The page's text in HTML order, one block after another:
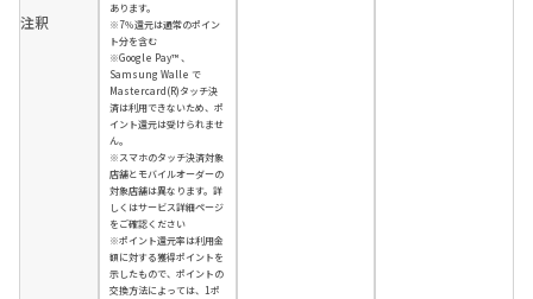
注釈
あります。
※7％還元は通常のポイン
ト分を含む
※Google Pay™ 、
Samsung Walle で
Mastercard(R)タッチ決
済は利用できないため、ポ
イント還元は受けられませ
ん。
※スマホのタッチ決済対象
店舗とモバイルオーダーの
対象店舗は異なります。詳
しくはサービス詳細ページ
をご確認ください
※ポイント還元率は利用金
額に対する獲得ポイントを
示したもので、ポイントの
交換方法によっては、1ポ